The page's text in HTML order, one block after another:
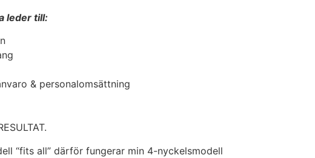
leder till:
& personalomsättning
“fits all” därför fungerar min 4-nyckelsmodell